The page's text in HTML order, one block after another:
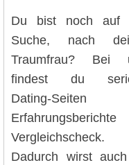
Du bist noch auf
Suche, nach
Traumfrau? Bei
findest du
Dating-Seiten
Vergleichscheck.
Dadurch wirst